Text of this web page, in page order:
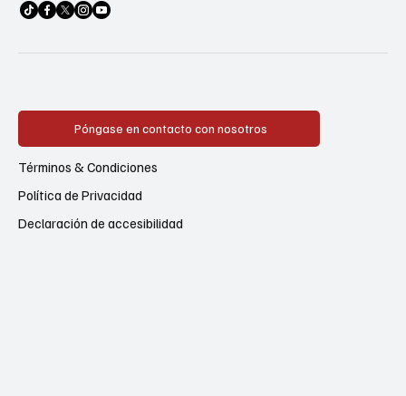
Póngase en contacto con nosotros
Política de Privacidad
Términos & Condiciones
Declaración de accesibilidad